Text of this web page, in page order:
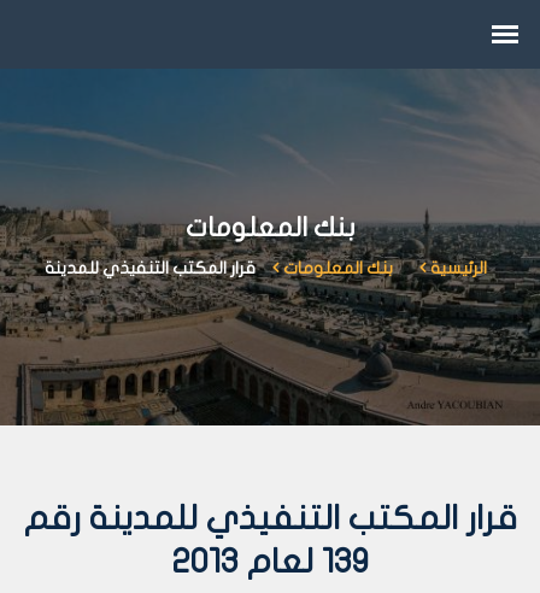
بنك المعلومات
الرئيسية بنك المعلومات قرار المكتب التنفيذي للمدينة
قرار المكتب التنفيذي للمدينة رقم
139 لعام 2013